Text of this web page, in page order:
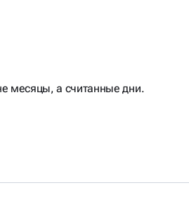
месяцы, а считанные дни.